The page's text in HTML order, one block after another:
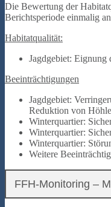
Die Bewertung der
Berichtsperiode einmalig
Habitatqualität:
Jagdgebiet: Eignung
Beeinträchtigungen
Jagdgebiet:
Reduktion von
Winterquartier:
Winterquartier:
Winterquartier:
Weitere
FFH-Monitoring –